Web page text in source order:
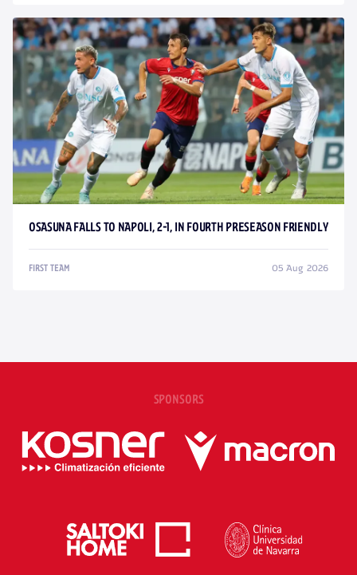
OSASUNA FALLS TO NAPOLI, 2-1, IN FOURTH PRESEASON FRIENDLY
FIRST TEAM 05 Aug 2026
SPONSORS